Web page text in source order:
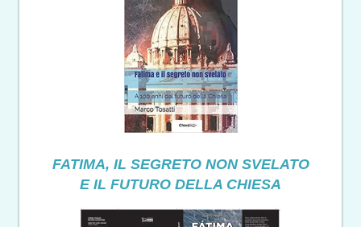
FATIMA, IL SEGRETO NON SVELATO
E IL FUTURO DELLA CHIESA